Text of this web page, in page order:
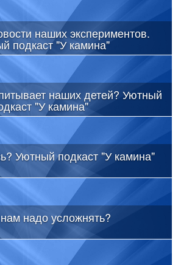
наших экспериментов.
подкаст "У камина"
наших детей? Уютный
"У камина"
Уютный подкаст "У камина"
надо усложнять?